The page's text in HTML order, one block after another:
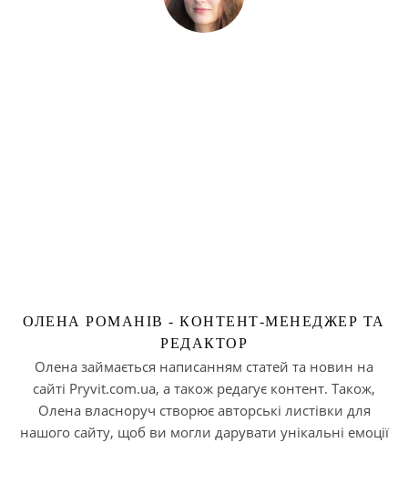
ОЛЕНА РОМАНІВ - КОНТЕНТ-МЕНЕДЖЕР ТА
РЕДАКТОР
Олена займається написанням статей та новин на
сайті Pryvit.com.ua, а також редагує контент. Також,
Олена власноруч створює авторські листівки для
нашого сайту, щоб ви могли дарувати унікальні емоції